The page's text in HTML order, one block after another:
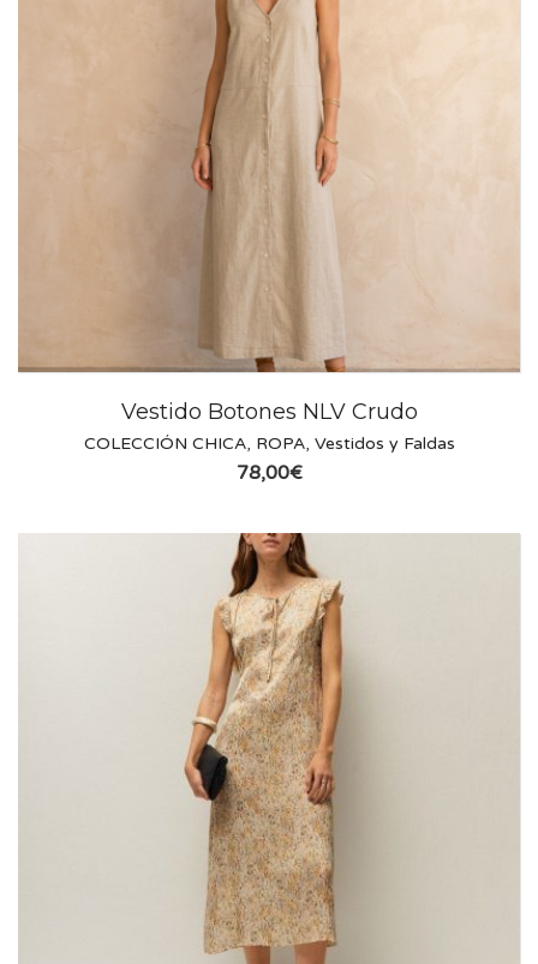
Vestido Botones NLV Crudo
COLECCIÓN CHICA, ROPA, Vestidos y Faldas
78,00€